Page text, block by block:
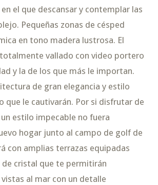
el que descansar y contemplar las
Pequeñas zonas de césped
en tono madera lustrosa. El
vallado con video portero
y la de los que más le importan.
de gran elegancia y estilo
que le cautivarán. Por si disfrutar de
estilo impecable no fuera
hogar junto al campo de golf de
con amplias terrazas equipadas
de cristal que te permitirán
al mar con un detalle